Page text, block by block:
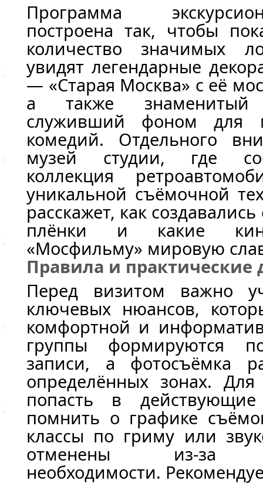
Программа
построена так, чтобы
количество значимых
увидят легендарные
— «Старая Москва» с её
а также знаменитый
служивший фоном для
комедий. Отдельного
музей студии, где
коллекция
уникальной съёмочной
расскажет, как
плёнки и какие
«Мосфильму» мировую
Правила и практические
Перед визитом важно
ключевых нюансов,
комфортной и
группы формируются
записи, а фотосъёмка
определённых зонах.
попасть в
помнить о графике
классы по гриму или
отменены из-за
необходимости.